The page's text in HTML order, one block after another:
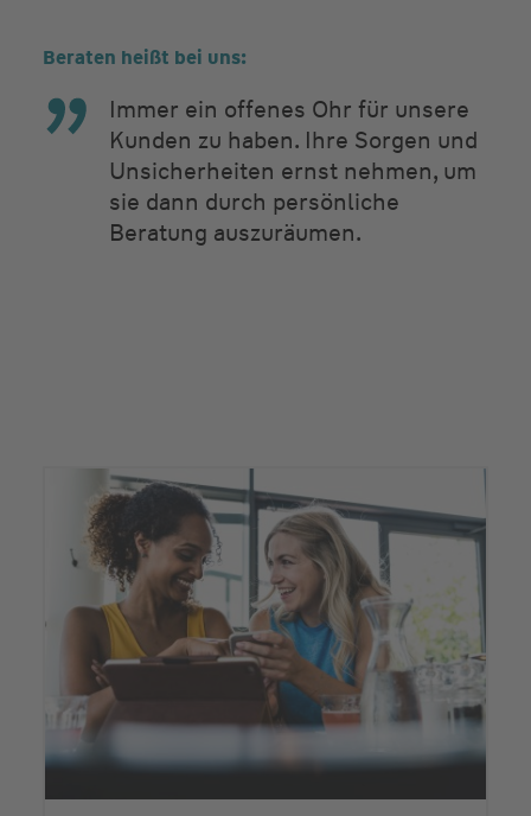
Beraten heißt bei uns:
Immer ein offenes Ohr für unsere
Kunden zu haben. Ihre Sorgen und
Unsicherheiten ernst nehmen, um
sie dann durch persönliche
Beratung auszuräumen.